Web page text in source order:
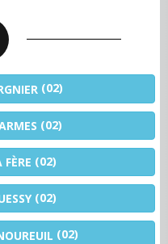
(02)
(02)
FÈRE (02)
(02)
(02)